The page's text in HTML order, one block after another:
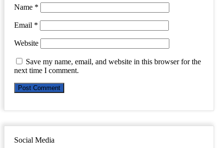
Name *
Email *
Website
Save my name, email, and website in this browser for the
next time I comment.
Social Media